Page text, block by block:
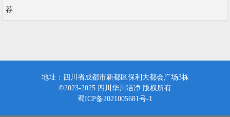
荐
地址：四川省成都市新都区保利大都会广场3栋
©2023-2025 四川华川洁净 版权所有
蜀ICP备2021005681号-1